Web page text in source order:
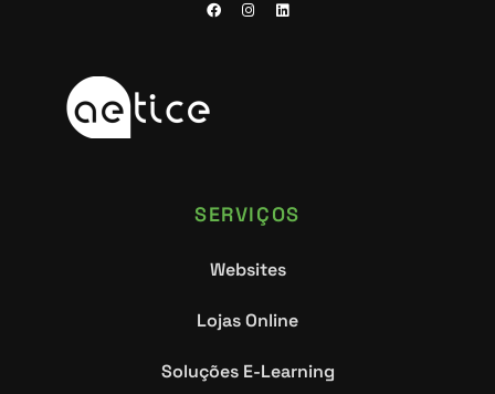
SERVIÇOS
Websites
Lojas Online
Soluções E-Learning